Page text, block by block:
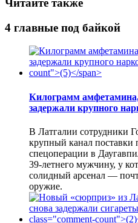
Читайте также
4 главные под байкой
Килограмм
задержали крупного
В Латгалии сотрудники
крупный канал поставки
спецоперации в
39-летнего мужчину, у
солидный арсенал —
оружие.